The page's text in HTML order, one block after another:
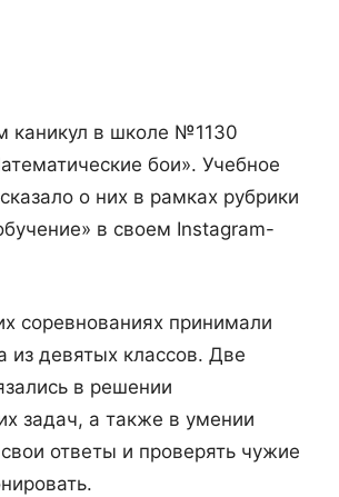
каникул в школе №1130
бои». Учебное
о них в рамках рубрики
в своем Instagram-
соревнованиях принимали
из девятых классов. Две
в решении
задач, а также в умении
ответы и проверять чужие